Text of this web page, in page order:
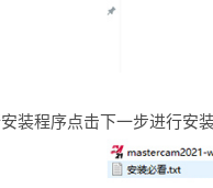
装程序点击下一步进行安